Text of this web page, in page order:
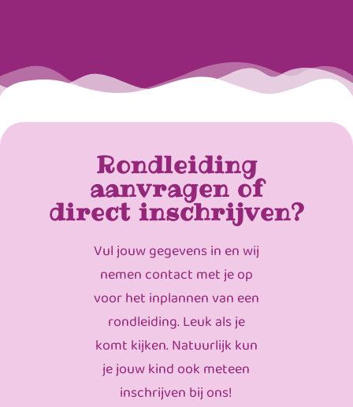
Rondleiding
aanvragen of
direct inschrijven?
Vul jouw gegevens in en wij
nemen contact met je op
voor het inplannen van een
rondleiding. Leuk als je
komt kijken. Natuurlijk kun
je jouw kind ook meteen
inschrijven bij ons!